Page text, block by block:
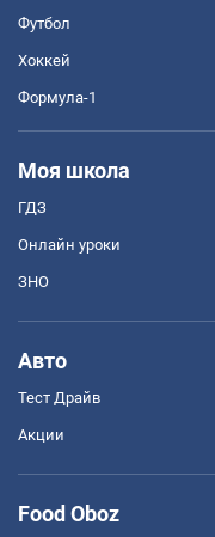
Футбол
Хоккей
Формула-1
Моя школа
ГДЗ
Онлайн уроки
ЗНО
Авто
Тест Драйв
Акции
Food Oboz